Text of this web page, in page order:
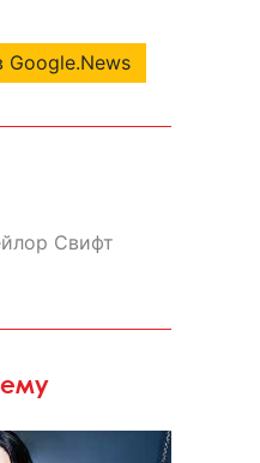
Google.News
Свифт